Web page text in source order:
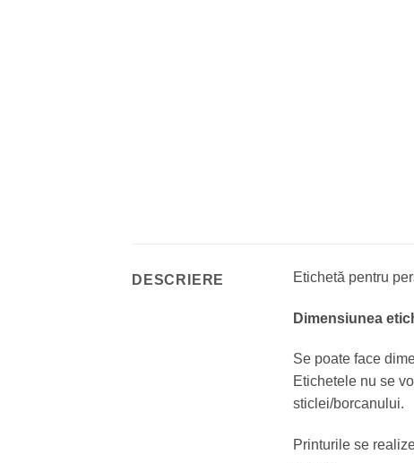
DESCRIERE Etichetă pentru
Dimensiunea
Se poate face
Etichetele nu se
sticlei/borcanului.
Printurile se